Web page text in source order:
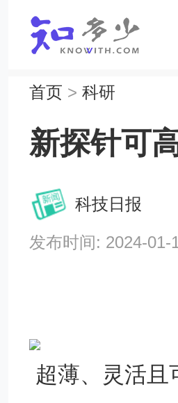
首页 > 科研
新探针可
科技日报
发布时间: 2024-01-
超薄、灵活且